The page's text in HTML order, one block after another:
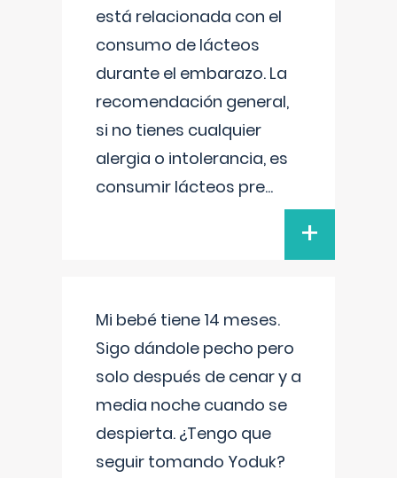
está relacionada con el
consumo de lácteos
durante el embarazo. La
recomendación general,
si no tienes cualquier
alergia o intolerancia, es
consumir lácteos pre...
+
Mi bebé tiene 14 meses.
Sigo dándole pecho pero
solo después de cenar y a
media noche cuando se
despierta. ¿Tengo que
seguir tomando Yoduk?